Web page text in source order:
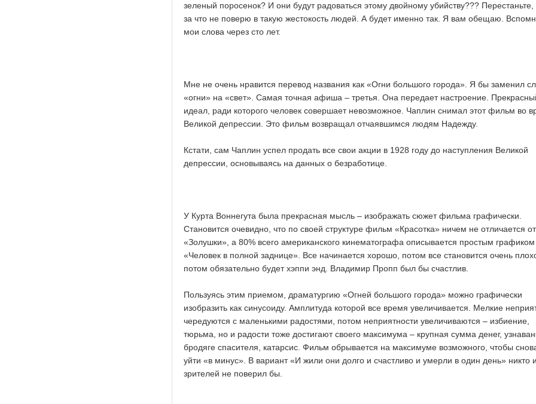
зеленый поросенок? И они будут радоваться этому двойному убийству??? Перестаньте,
за что не поверю в такую жестокость людей. А будет именно так. Я вам обещаю.
мои слова через сто лет.
Мне не очень нравится перевод названия как «Огни большого города». Я бы заменил
«огни» на «свет». Самая точная афиша – третья. Она передает настроение.
идеал, ради которого человек совершает невозможное. Чаплин снимал этот фильм во
Великой депрессии. Это фильм возвращал отчаявшимся людям Надежду.
Кстати, сам Чаплин успел продать все свои акции в 1928 году до наступления Великой
депрессии, основываясь на данных о безработице.
У Курта Воннегута была прекрасная мысль – изображать сюжет фильма графически.
Становится очевидно, что по своей структуре фильм «Красотка» ничем не отличается от
«Золушки», а 80% всего американского кинематографа описывается простым графиком
«Человек в полной заднице». Все начинается хорошо, потом все становится очень
потом обязательно будет хэппи энд. Владимир Пропп был бы счастлив.
Пользуясь этим приемом, драматургию «Огней большого города» можно графически
изобразить как синусоиду. Амплитуда которой все время увеличивается. Мелкие
чередуются с маленькими радостями, потом неприятности увеличиваются – избиение,
тюрьма, но и радости тоже достигают своего максимума – крупная сумма денег,
бродяге спасителя, катарсис. Фильм обрывается на максимуме возможного, чтобы
уйти «в минус». В вариант «И жили они долго и счастливо и умерли в один день» никто
зрителей не поверил бы.